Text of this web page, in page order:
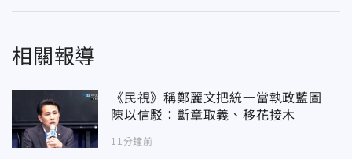
相關報導
《民視》稱鄭麗文把統一當執政藍圖
陳以信駁：斷章取義、移花接木
11分鐘前